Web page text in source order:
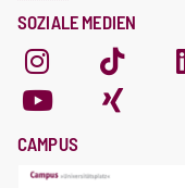
SOZIALE MEDIEN
CAMPUS